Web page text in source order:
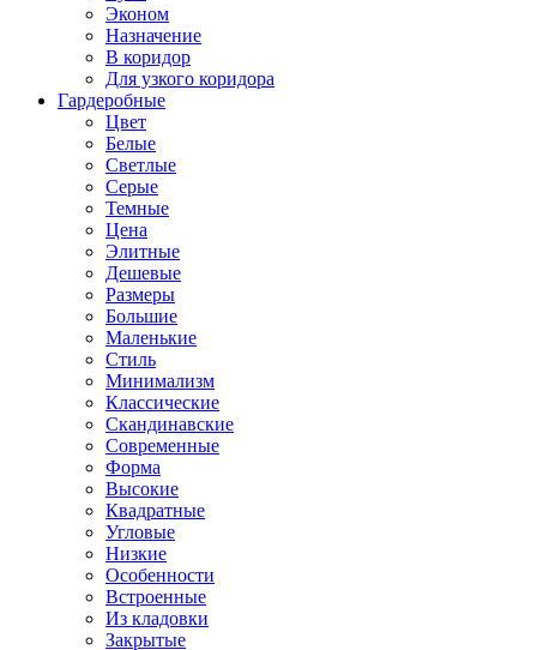
Эконом
Назначение
В коридор
Для узкого коридора
Гардеробные
Цвет
Белые
Светлые
Серые
Темные
Цена
Элитные
Дешевые
Размеры
Большие
Маленькие
Стиль
Минимализм
Классические
Скандинавские
Современные
Форма
Высокие
Квадратные
Угловые
Низкие
Особенности
Встроенные
Из кладовки
Закрытые